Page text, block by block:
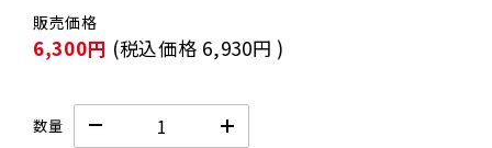
6,300円 (税込価格 6,930円 )
数量